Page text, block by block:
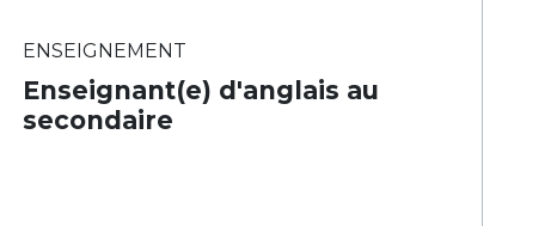
ENSEIGNEMENT
Enseignant(e) d'anglais au
secondaire